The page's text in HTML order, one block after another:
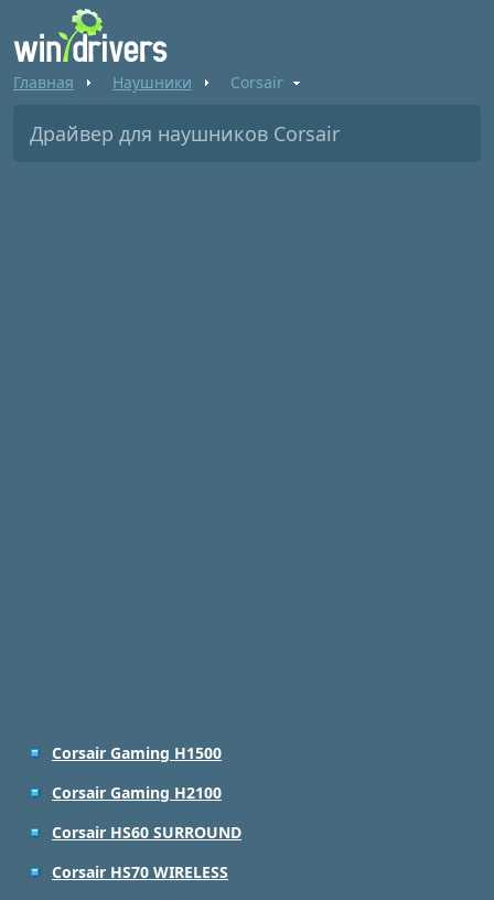
Главная Наушники Corsair
Драйвер для наушников Corsair
Corsair Gaming H1500
Corsair Gaming H2100
Corsair HS60 SURROUND
Corsair HS70 WIRELESS